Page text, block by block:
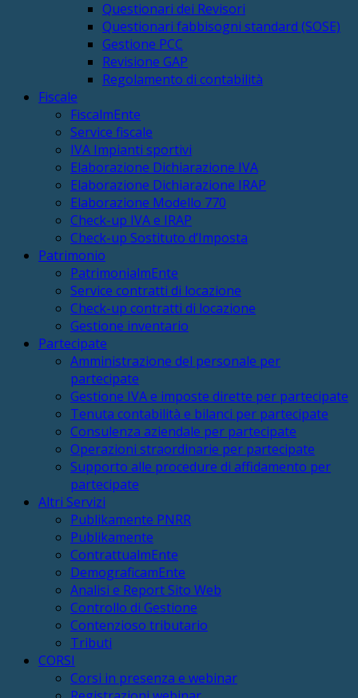
Questionari dei Revisori
Questionari fabbisogni standard (SOSE)
Gestione PCC
Revisione GAP
Regolamento di contabilità
Fiscale
FiscalmEnte
Service fiscale
IVA Impianti sportivi
Elaborazione Dichiarazione IVA
Elaborazione Dichiarazione IRAP
Elaborazione Modello 770
Check-up IVA e IRAP
Check-up Sostituto d’Imposta
Patrimonio
PatrimonialmEnte
Service contratti di locazione
Check-up contratti di locazione
Gestione inventario
Partecipate
Amministrazione del personale per
partecipate
Gestione IVA e imposte dirette per partecipate
Tenuta contabilità e bilanci per partecipate
Consulenza aziendale per partecipate
Operazioni straordinarie per partecipate
Supporto alle procedure di affidamento per
partecipate
Altri Servizi
Publikamente PNRR
Publikamente
ContrattualmEnte
DemograficamEnte
Analisi e Report Sito Web
Controllo di Gestione
Contenzioso tributario
Tributi
CORSI
Corsi in presenza e webinar